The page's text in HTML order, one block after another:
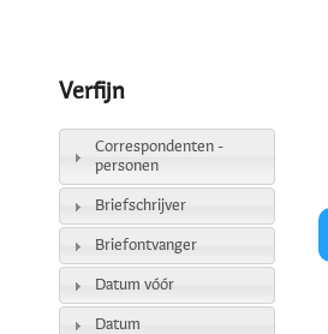
Verfijn
Correspondenten -
personen
Briefschrijver
Briefontvanger
Datum vóór
Datum